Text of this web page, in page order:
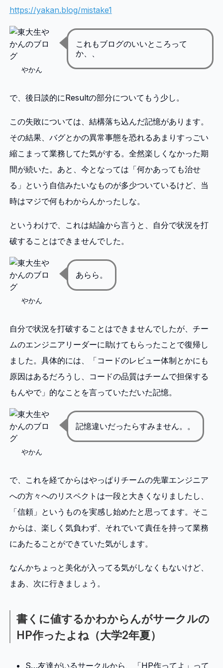
https://yakan.blog/mistake1
やかん
これもブログのいいところって
か、、
で、後日談的にResultの部分についてもう少し。
この失敗については、結構落ち込んだ記憶があります。
その結果、バグとかの異常事態を恐れるあまりすっごい
縮こまって業務してた気がする。全然楽しくなかった期
間が続いた。あと、今となっては「何かあっても治せ
る」という自信みたいなものが多少ついているけど、当
時はマジで何もわからんかったしな。
というわけで、これは結論から言うと、自分で状況を打
破することはできませんでした。
やかん
あらら。
自分で状況を打破することはできませんでしたが、チー
ムのエンジニアリーダーに助けてもらったことで復帰し
ました。具体的には、「コードのレビュー体制とかにも
原因はあるだろうし、コードの品質はチームで担保する
もんやで」的なことを言っていただいた記憶。
やかん
記憶違いだったらすみません。。
で、これを経てからはやっぱりチームの先輩エンジニア
への方々へのリスペクトは一段と大きくなりましたし、
「信頼」というものを実感し始めたと思ってます。そこ
からは、楽しく気負わず、それでいて責任を持って業務
にあたることができていた気がします。
なんかちょっと美化が入ってる気がしなくもないけど、
まあ、次に行きましょう。
書くに値するかわからんがサークルの
HP作ったよね（大学2年夏）
S…友達がいるサークルから、「HP作ってよ」って